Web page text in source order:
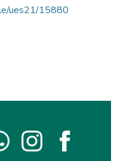
ues21/15880